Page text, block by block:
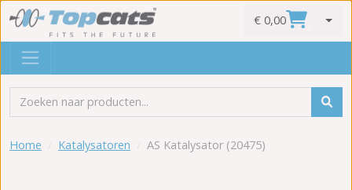
€ 0,00
Home Katalysatoren AS Katalysator (20475)